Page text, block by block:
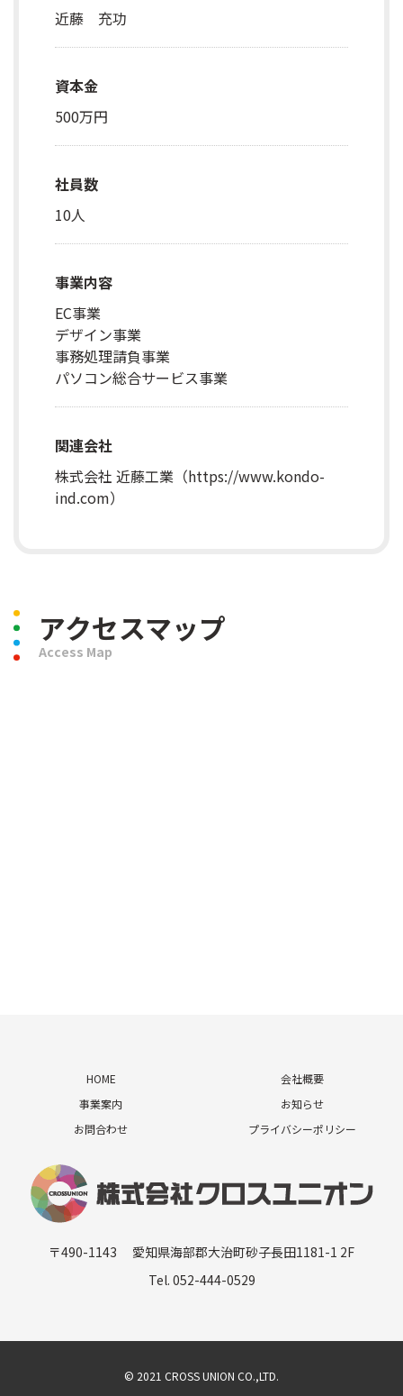
近藤 充功
資本金
500万円
社員数
10人
事業内容
EC事業
デザイン事業
事務処理請負事業
パソコン総合サービス事業
関連会社
株式会社 近藤工業（https://www.kondo-
ind.com）
アクセスマップ
Access Map
HOME
会社概要
事業案内
お知らせ
お問合わせ
プライバシーポリシー
〒490-1143 愛知県海部郡大治町砂子長田1181-1 2F
Tel. 052-444-0529
© 2021 CROSS UNION CO.,LTD.